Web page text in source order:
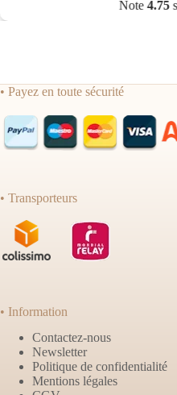
• Payez en toute sécurité
• Transporteurs
• Information
Contactez-nous
Newsletter
Politique de confidentialité
Mentions légales